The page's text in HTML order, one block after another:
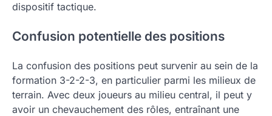
dispositif tactique.
Confusion potentielle des positions
La confusion des positions peut survenir au sein de la
formation 3-2-2-3, en particulier parmi les milieux de
terrain. Avec deux joueurs au milieu central, il peut y
avoir un chevauchement des rôles, entraînant une